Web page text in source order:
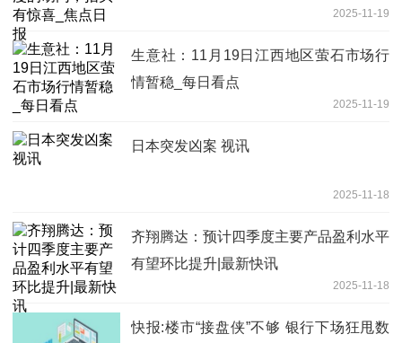
2025-11-19
生意社：11月19日江西地区萤石市场行
情暂稳_每日看点
2025-11-19
日本突发凶案 视讯
2025-11-18
齐翔腾达：预计四季度主要产品盈利水平
有望环比提升|最新快讯
2025-11-18
快报:楼市“接盘侠”不够 银行下场狂甩数